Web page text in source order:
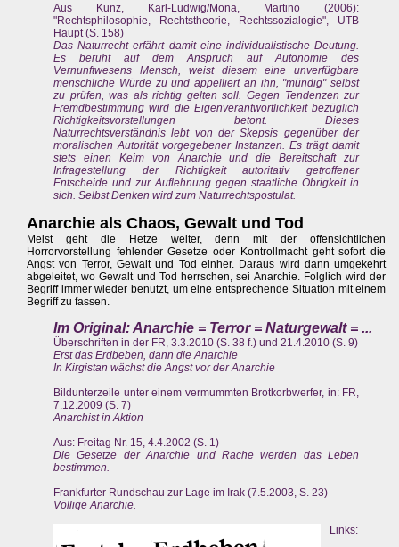
Aus Kunz, Karl-Ludwig/Mona, Martino (2006):
"Rechtsphilosophie, Rechtstheorie, Rechtssozialogie", UTB
Haupt (S. 158)
Das Naturrecht erfährt damit eine individualistische Deutung.
Es beruht auf dem Anspruch auf Autonomie des
Vernunftwesens Mensch, weist diesem eine unverfügbare
menschliche Würde zu und appelliert an ihn, "mündig" selbst
zu prüfen, was als richtig gelten soll. Gegen Tendenzen zur
Fremdbestimmung wird die Eigenverantwortlichkeit bezüglich
Richtigkeitsvorstellungen betont. Dieses
Naturrechtsverständnis lebt von der Skepsis gegenüber der
moralischen Autorität vorgegebener Instanzen. Es trägt damit
stets einen Keim von Anarchie und die Bereitschaft zur
Infragestellung der Richtigkeit autoritativ getroffener
Entscheide und zur Auflehnung gegen staatliche Obrigkeit in
sich. Selbst Denken wird zum Naturrechtspostulat.
Anarchie als Chaos, Gewalt und Tod
Meist geht die Hetze weiter, denn mit der offensichtlichen
Horrorvorstellung fehlender Gesetze oder Kontrollmacht geht sofort die
Angst von Terror, Gewalt und Tod einher. Daraus wird dann umgekehrt
abgeleitet, wo Gewalt und Tod herrschen, sei Anarchie. Folglich wird der
Begriff immer wieder benutzt, um eine entsprechende Situation mit einem
Begriff zu fassen.
Im Original: Anarchie = Terror = Naturgewalt = ...
Überschriften in der FR, 3.3.2010 (S. 38 f.) und 21.4.2010 (S. 9)
Erst das Erdbeben, dann die Anarchie
In Kirgistan wächst die Angst vor der Anarchie
Bildunterzeile unter einem vermummten Brotkorbwerfer, in: FR,
7.12.2009 (S. 7)
Anarchist in Aktion
Aus: Freitag Nr. 15, 4.4.2002 (S. 1)
Die Gesetze der Anarchie und Rache werden das Leben
bestimmen.
Frankfurter Rundschau zur Lage im Irak (7.5.2003, S. 23)
Völlige Anarchie.
Links: